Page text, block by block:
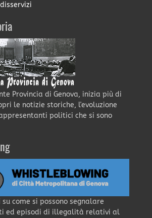
Provincia di Genova, inizia più di
le notizie storiche, l'evoluzione
politici che si sono
come si possono segnalare
ed episodi di illegalità relativi al